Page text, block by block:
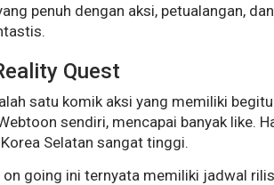
penuh dengan aksi, petualangan,
Quest
satu komik aksi yang memiliki
sendiri, mencapai banyak like.
Selatan sangat tinggi.
going ini ternyata memiliki jadwal